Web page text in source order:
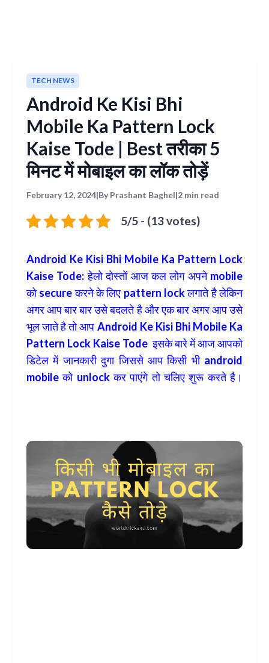
TECH NEWS
Android Ke Kisi Bhi
Mobile Ka Pattern Lock
Kaise Tode | Best तरीका 5
मिनट में मोबाइल का लॉक तोड़ें
February 12, 2024|By Prashant Baghel|2 min read
5/5 - (13 votes)
Android Ke Kisi Bhi Mobile Ka Pattern Lock
Kaise Tode: हेलो दोस्तों आज कल लोग अपने mobile
को secure करने के लिए pattern lock लगाते है लेकिन
अगर आप बार बार उसे बदलते है और एक बार अगर आप उसे
भूल जाते है तो आप Android Ke Kisi Bhi Mobile Ka
Pattern Lock Kaise Tode इसके बारे में आज आपको
डिटेल में जानकारी दुगा जिससे आप किसी भी android
mobile को unlock कर पाएंगे तो चलिए शुरू करते है।